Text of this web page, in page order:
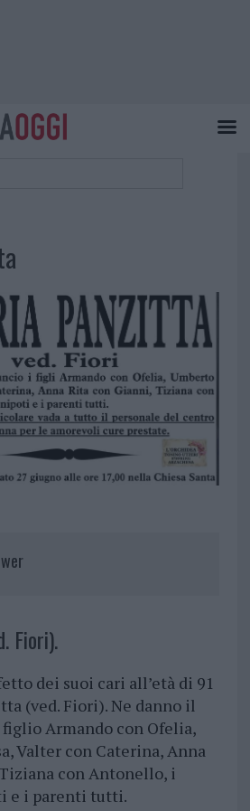
Fiori).
dei suoi cari all’età di 91
(ved. Fiori). Ne danno il
Armando con Ofelia,
Valter con Caterina, Anna
con Antonello, i
e i parenti tutti.